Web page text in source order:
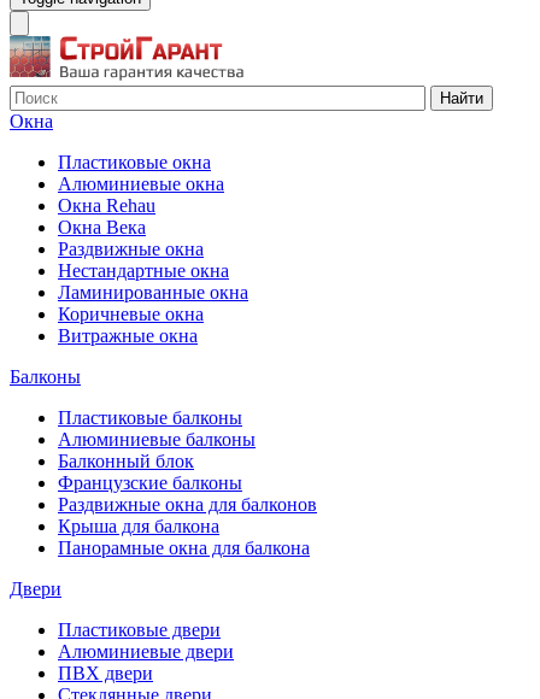
Найти
Окна
Пластиковые окна
Алюминиевые окна
Окна Rehau
Окна Века
Раздвижные окна
Нестандартные окна
Ламинированные окна
Коричневые окна
Витражные окна
Балконы
Пластиковые балконы
Алюминиевые балконы
Балконный блок
Французские балконы
Раздвижные окна для балконов
Крыша для балкона
Панорамные окна для балкона
Двери
Пластиковые двери
Алюминиевые двери
ПВХ двери
Стеклянные двери